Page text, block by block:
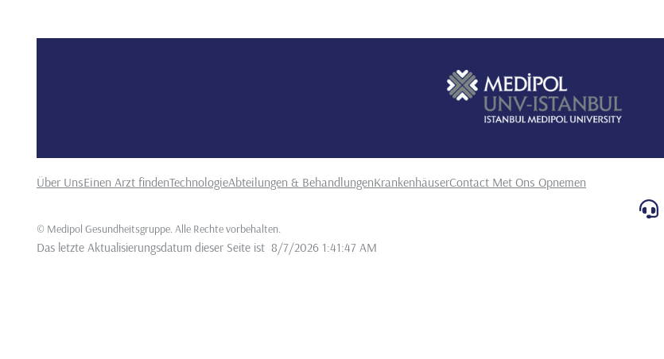
Über UnsEinen Arzt findenTechnologieAbteilungen & BehandlungenKrankenhäuserContact Met Ons Opnemen
© Medipol Gesundheitsgruppe. Alle Rechte vorbehalten.
Das letzte Aktualisierungsdatum dieser Seite ist 8/7/2026 1:41:47 AM